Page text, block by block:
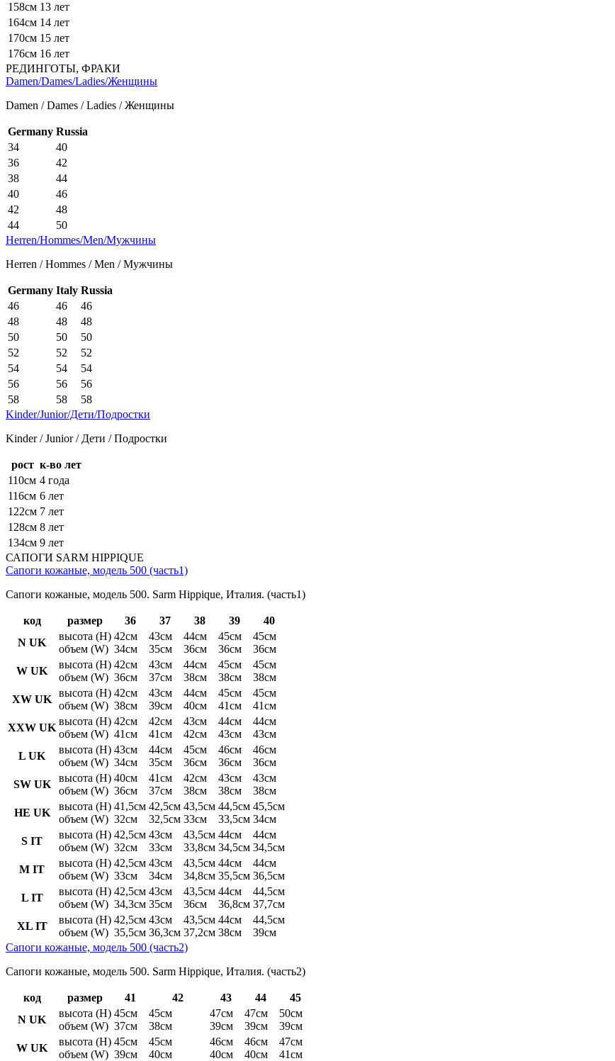
158см 13 лет
164см 14 лет
170см 15 лет
176см 16 лет
РЕДИНГОТЫ, ФРАКИ
Damen/Dames/Ladies/Женщины
Damen / Dames / Ladies / Женщины
Germany Russia
34
40
36
42
38
44
40
46
42
48
44
50
Herren/Hommes/Men/Мужчины
Herren / Hommes / Men / Мужчины
Germany Italy Russia
46
46
46
48
48
48
50
50
50
52
52
52
54
54
54
56
56
56
58
58
58
Kinder/Junior/Дети/Подростки
Kinder / Junior / Дети / Подростки
рост к-во лет
110см 4 года
116см 6 лет
122см 7 лет
128см 8 лет
134см 9 лет
САПОГИ SARM HIPPIQUE
Сапоги кожаные, модель 500 (часть1)
Сапоги кожаные, модель 500. Sarm Hippique, Италия. (часть1)
код размер 36 37 38 39
40
N UK
высота (H)
объем (W)
42см
34см
43см
35см
44см
36см
45см
36см
45см
36см
W UK
высота (H)
объем (W)
42см
36см
43см
37см
44см
38см
45см
38см
45см
38см
XW UK
высота (H)
объем (W)
42см
38см
43см
39см
44см
40см
45см
41см
45см
41см
XXW UK
высота (H)
объем (W)
42см
41см
42см
41см
43см
42см
44см
43см
44см
43см
L UK
высота (H)
объем (W)
43см
34см
44см
35см
45см
36см
46см
36см
46см
36см
SW UK
высота (H)
объем (W)
40см
36см
41см
37см
42см
38см
43см
38см
43см
38см
HE UK
высота (H)
объем (W)
41,5см
32см
42,5см
32,5см
43,5см
33см
44,5см
33,5см
45,5см
34см
S IT
высота (H)
объем (W)
42,5см
32см
43см
33см
43,5см
33,8см
44см
34,5см
44см
34,5см
M IT
высота (H)
объем (W)
42,5см
33см
43см
34см
43,5см
34,8см
44см
35,5см
44см
36,5см
L IT
высота (H)
объем (W)
42,5см
34,3см
43см
35см
43,5см
36см
44см
36,8см
44,5см
37,7см
XL IT
высота (H)
объем (W)
42,5см
35,5см
43см
36,3см
43,5см
37,2см
44см
38см
44,5см
39см
Сапоги кожаные, модель 500 (часть2)
Сапоги кожаные, модель 500. Sarm Hippique, Италия. (часть2)
код размер 41 42 43 44
45
N UK
высота (H)
объем (W)
45см
37см
45см
38см
47см
39см
47см
39см
50см
39см
W UK
высота (H)
объем (W)
45см
39см
45см
40см
46см
40см
46см
40см
47см
41см